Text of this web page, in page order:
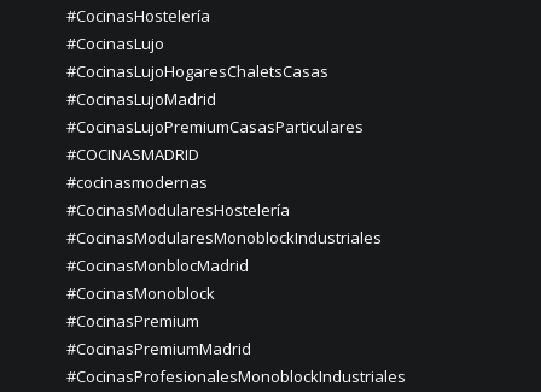
#CocinasHostelería
#CocinasLujo
#CocinasLujoHogaresChaletsCasas
#CocinasLujoMadrid
#CocinasLujoPremiumCasasParticulares
#COCINASMADRID
#cocinasmodernas
#CocinasModularesHostelería
#CocinasModularesMonoblockIndustriales
#CocinasMonblocMadrid
#CocinasMonoblock
#CocinasPremium
#CocinasPremiumMadrid
#CocinasProfesionalesMonoblockIndustriales